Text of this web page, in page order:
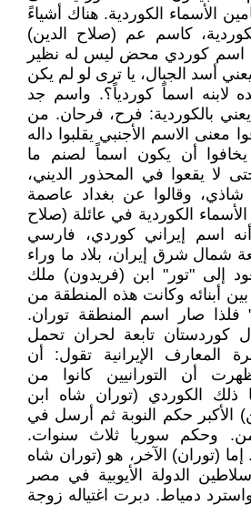
الأسماء الكوردية. هناك أشياءً
كاسم عم (صلاح الدين)
اسم كوردي محض ليس له نظير
أسد الجبال، يا ترى لو لم يكن
لابنه اسماً كوردياً؟. واسم جد
بالكوردية: فرح، فرحان. من
معنى الاسم الأجنبي يقلبوا داله
أن يكون اسماً لصنم ما
لا يقعوا في المحذور الديني،
شاذي، وقالوا عن بغداد عاصمة
الكوردية في عائلة (صلاح
اسم إيراني كوردي، فارسي
شمال شرق إيران، بلاد ما وراء
إلى "تور" ابن (فريدون) ملك
أبنائه وكانت هذه المنطقة من
فلذا صار اسم المنطقة توران.
كوردستان تابعة لحران تحمل
المعارف الإيرانية تقول: أن
أن التورانيين كانوا من
ذلك الكوردي (توران شاه ابن
الأكبر حكم النوبة ثم أرسل في
وحكم سوريا ثلاث سنوات.
(توران) الآخر، هو (توران شاه
الدولة الأيوبية في مصر
دمياط. دبرت اغتياله زوجة